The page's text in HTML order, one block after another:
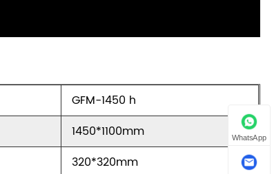
GFM-1450 h
1450*1100mm
320*320mm
WhatsApp